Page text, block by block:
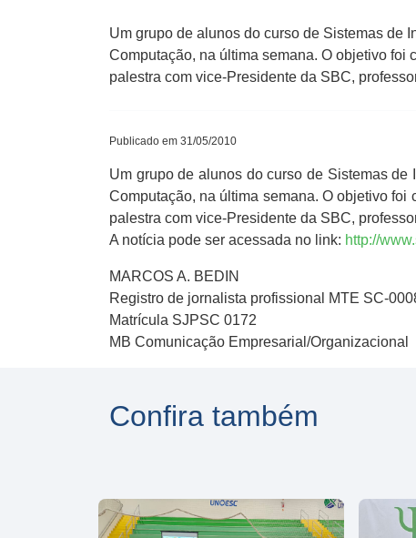
Um grupo de alunos do curso de Sistemas de
Computação, na última semana. O objetivo
palestra com vice-Presidente da SBC,
Publicado em 31/05/2010
Um grupo de alunos do curso de Sistemas
Computação, na última semana. O objetivo
palestra com vice-Presidente da SBC,
A notícia pode ser acessada no link: http://
MARCOS A. BEDIN
Registro de jornalista profissional MTE SC-
Matrícula SJPSC 0172
MB Comunicação Empresarial/Organizacional
Confira também